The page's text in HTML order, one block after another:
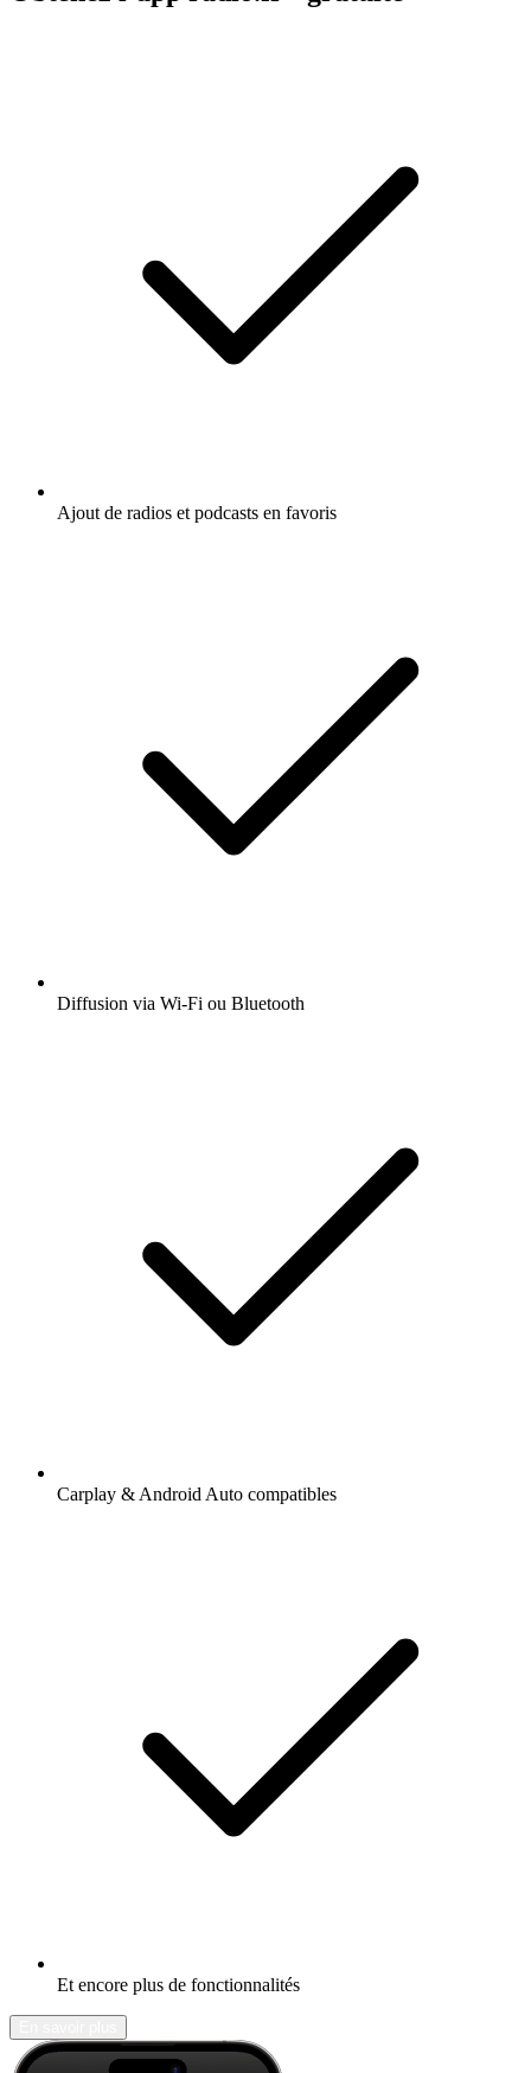
Ajout de radios et podcasts en favoris
Diffusion via Wi-Fi ou Bluetooth
Carplay & Android Auto compatibles
Et encore plus de fonctionnalités